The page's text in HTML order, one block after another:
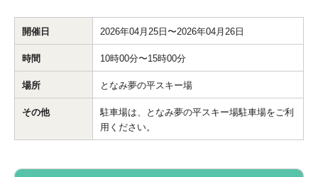
開催日 2026年04月25日〜2026年04月26日
時間 10時00分〜15時00分
場所 となみ夢の平スキー場
その他
駐車場は、となみ夢の平スキー場駐車場をご利
用ください。